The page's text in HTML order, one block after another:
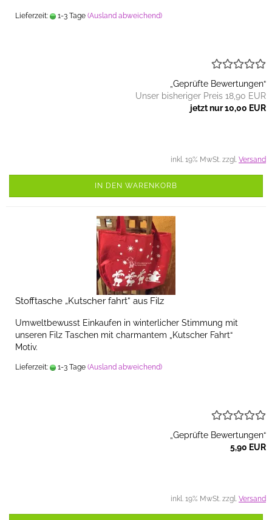
Lieferzeit: 1-3 Tage (Ausland abweichend)
„Geprüfte Bewertungen“
Unser bisheriger Preis 18,90 EUR
jetzt nur 10,00 EUR
inkl. 19% MwSt. zzgl. Versand
IN DEN WARENKORB
Stofftasche „Kutscher fahrt“ aus Filz
Umweltbewusst Einkaufen in winterlicher Stimmung mit
unseren Filz Taschen mit charmantem „Kutscher Fahrt“
Motiv.
Lieferzeit: 1-3 Tage (Ausland abweichend)
„Geprüfte Bewertungen“
5,90 EUR
inkl. 19% MwSt. zzgl. Versand